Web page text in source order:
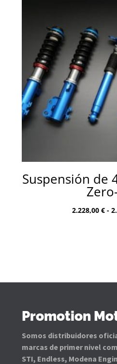
Suspensión de
2.228,00€ -
Promotion
Somos distribuidores
marcas de primer nivel
STI, Endless, Modena